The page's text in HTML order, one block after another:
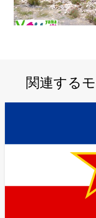
関連する